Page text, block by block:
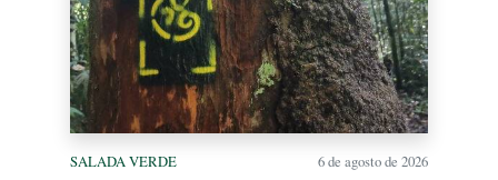
SALADA VERDE 6 de agosto de 2026